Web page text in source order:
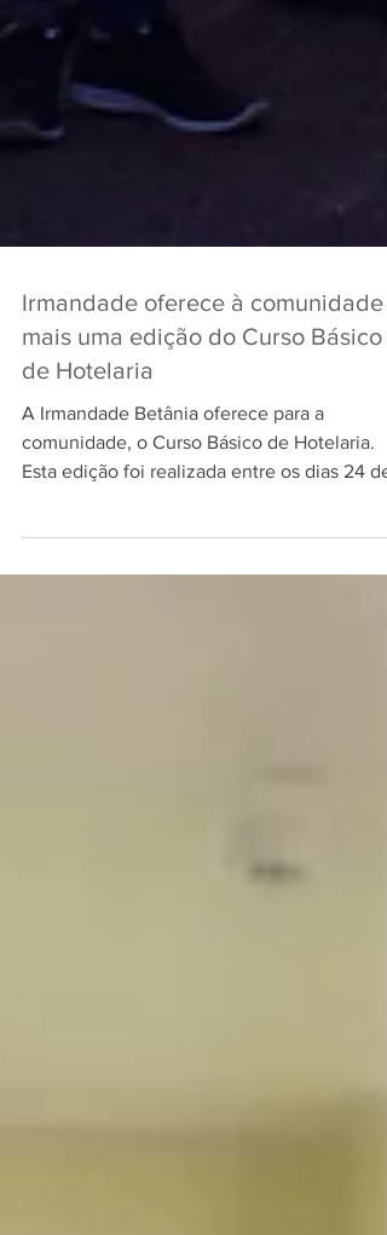
Irmandade oferece à comunidade
mais uma edição do Curso Básico
de Hotelaria
A Irmandade Betânia oferece para a
comunidade, o Curso Básico de Hotelaria.
junho a 05 de...